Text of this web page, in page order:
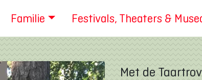
Familie Festivals, Theaters &
Met de